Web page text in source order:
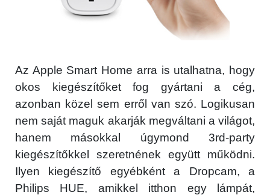
Az Apple Smart Home arra is utalhatna, hogy
okos kiegészítőket fog gyártani a cég,
azonban közel sem erről van szó. Logikusan
nem saját maguk akarják megváltani a világot,
hanem másokkal úgymond 3rd-party
kiegészítőkkel szeretnének együtt működni.
Ilyen kiegészítő egyébként a Dropcam, a
Philips HUE, amikkel itthon egy lámpát,